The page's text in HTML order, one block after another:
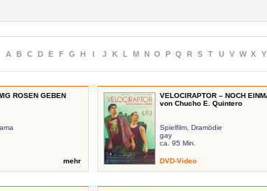
A B C D E F G H I J K L M N O P Q R S T U V W X Y
ROSEN GEBEN
mehr
VELOCIRAPTOR – NOCH
von Chucho E. Quintero
Spielfilm, Dramödie
gay
ca. 95 Min.
DVD-Video